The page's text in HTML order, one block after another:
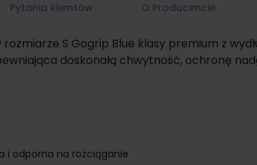
Pytania klientów O Producencie
S Gogrip Blue klasy premium z
doskonałą chwytność, ochronę
i odporna na rozciąganie